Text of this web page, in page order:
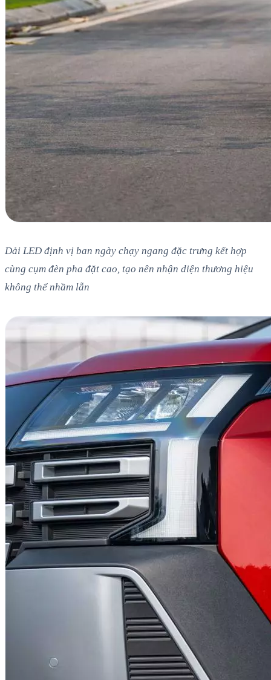
Dải LED định vị ban ngày chạy ngang đặc trưng kết hợp
cùng cụm đèn pha đặt cao, tạo nên nhận diện thương hiệu
không thể nhầm lẫn